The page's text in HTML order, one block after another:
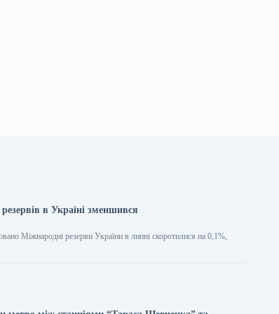
в Україні зменшився
Міжнародні резерви України в липні скоротилися на 0,1%,